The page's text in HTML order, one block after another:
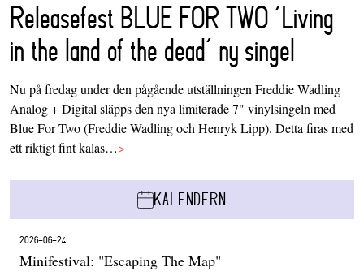
Releasefest BLUE FOR TWO ‘Living
in the land of the dead’ ny singel
Nu på fredag under den pågående utställningen Freddie Wadling
Analog + Digital släpps den nya limiterade 7" vinylsingeln med
Blue For Two (Freddie Wadling och Henryk Lipp). Detta firas med
ett riktigt fint kalas…>
KALENDERN
2026-06-24
Minifestival: "Escaping The Map"